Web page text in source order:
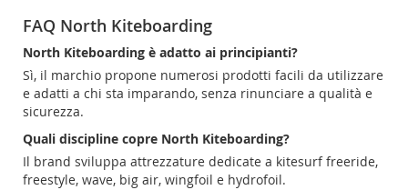
FAQ North Kiteboarding
North Kiteboarding è adatto ai principianti?
Sì, il marchio propone numerosi prodotti facili da utilizzare
e adatti a chi sta imparando, senza rinunciare a qualità e
sicurezza.
Quali discipline copre North Kiteboarding?
Il brand sviluppa attrezzature dedicate a kitesurf freeride,
freestyle, wave, big air, wingfoil e hydrofoil.